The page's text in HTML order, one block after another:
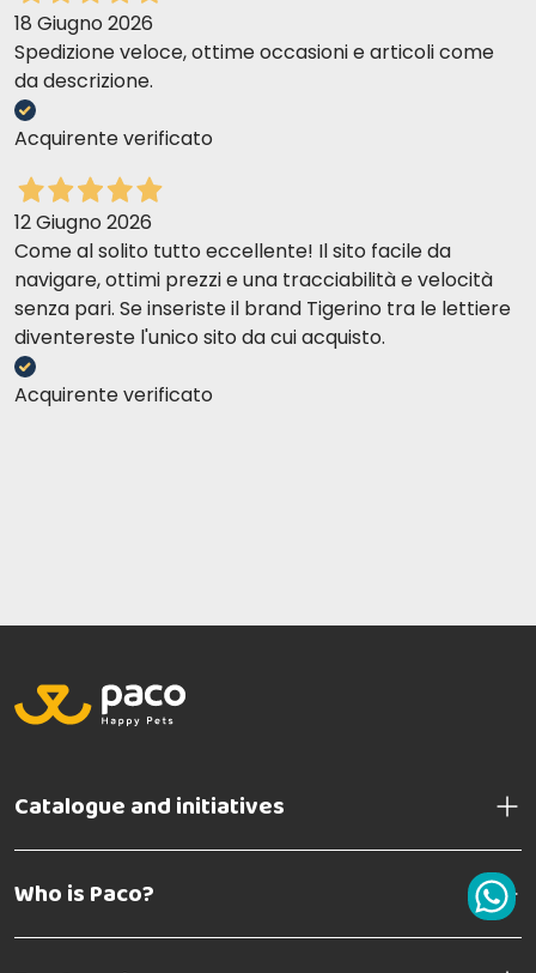
18 Giugno 2026
Spedizione veloce, ottime occasioni e articoli come
da descrizione.
Acquirente verificato
12 Giugno 2026
Come al solito tutto eccellente! Il sito facile da
navigare, ottimi prezzi e una tracciabilità e velocità
senza pari. Se inseriste il brand Tigerino tra le lettiere
diventereste l'unico sito da cui acquisto.
Acquirente verificato
Catalogue and initiatives
Who is Paco?